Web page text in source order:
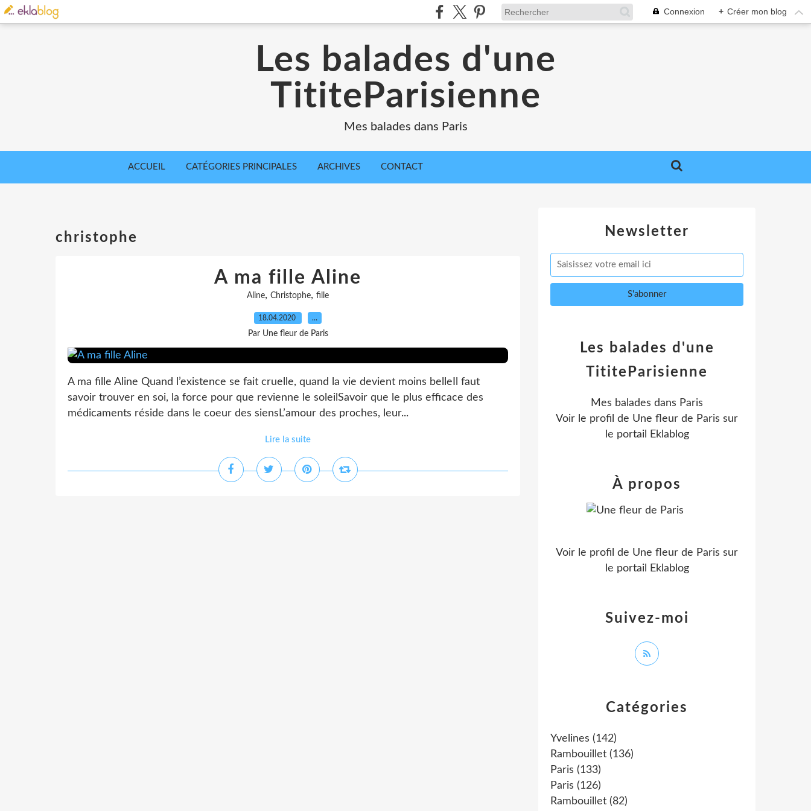
Connexion + Créer mon blog
Les balades d'une
TititeParisienne
Mes balades dans Paris
ACCUEIL CATÉGORIES PRINCIPALES ARCHIVES CONTACT
christophe
A ma fille Aline
Aline, Christophe, fille
18.04.2020 …
Par Une fleur de Paris
A ma fille Aline Quand l’existence se fait cruelle, quand la vie devient moins belleIl faut
savoir trouver en soi, la force pour que revienne le soleilSavoir que le plus efficace des
médicaments réside dans le coeur des siensL’amour des proches, leur...
Lire la suite
Newsletter
Catégories
Yvelines (142)
Rambouillet (136)
Paris (133)
Paris (126)
Rambouillet (82)
Les balades d'une
TititeParisienne
Mes balades dans Paris
Voir le profil de Une fleur de Paris sur
le portail Eklablog
Suivez-moi
À propos
Voir le profil de Une fleur de Paris sur
le portail Eklablog